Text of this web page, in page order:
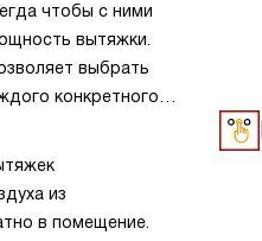
чтобы с ними
вытяжки.
выбрать
конкретного
из
в помещение.